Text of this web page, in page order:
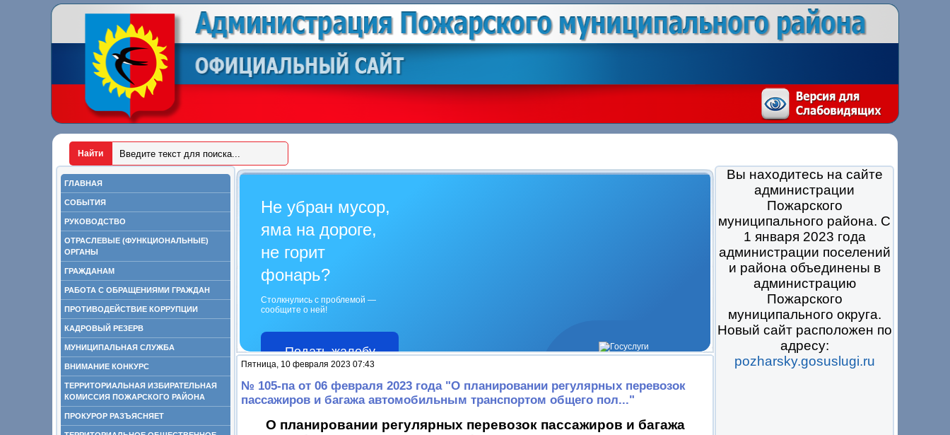
ГЛАВНАЯ
СОБЫТИЯ
РУКОВОДСТВО
ОТРАСЛЕВЫЕ (ФУНКЦИОНАЛЬНЫЕ)
ОРГАНЫ
ГРАЖДАНАМ
РАБОТА С ОБРАЩЕНИЯМИ ГРАЖДАН
ПРОТИВОДЕЙСТВИЕ КОРРУПЦИИ
КАДРОВЫЙ РЕЗЕРВ
МУНИЦИПАЛЬНАЯ СЛУЖБА
ВНИМАНИЕ КОНКУРС
ТЕРРИТОРИАЛЬНАЯ ИЗБИРАТЕЛЬНАЯ
КОМИССИЯ ПОЖАРСКОГО РАЙОНА
ПРОКУРОР РАЗЪЯСНЯЕТ
Вы находитесь на сайте
администрации
Пожарского
муниципального района. С
1 января 2023 года
администрации поселений
и района объединены в
администрацию
Пожарского
муниципального округа.
Новый сайт расположен по
адресу:
pozharsky.gosuslugi.ru
Не убран мусор,
яма на дороге,
не горит
фонарь?
Столкнулись с проблемой —
сообщите о ней!
Подать жалобу
Пятница, 10 февраля 2023 07:43
№ 105-па от 06 февраля 2023 года "О планировании регулярных перевозок
пассажиров и багажа автомобильным транспортом общего пол..."
О планировании регулярных перевозок пассажиров и багажа